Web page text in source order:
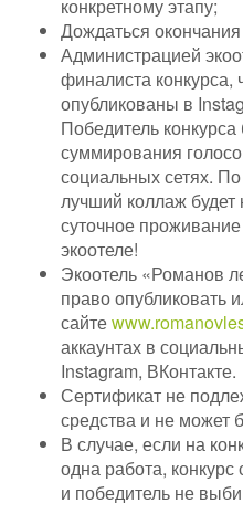
конкретному этапу;
Дождаться окончания
Администрацией
финалиста конкурса,
опубликованы в
Победитель
суммирования
социальных сетях.
лучший коллаж
суточное
экоотеле!
Экоотель «Романов
право опубликовать
сайте
аккаунтах в
Instagram, ВКонтакте.
Сертификат не
средства и не может
В случае, если на
одна работа,
и победитель не